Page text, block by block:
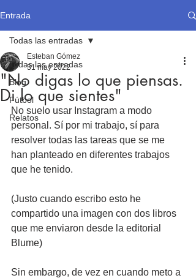
Entrada
Todas las entradas
Blog
Fútbol
Relatos
Todas las entradas
"No digas lo que piensas.
Di lo que sientes"
Esteban Gómez
31 may 2022
No suelo usar Instagram a modo
personal. Sí por mi trabajo, sí para
resolver todas las tareas que se me
han planteado en diferentes trabajos
que he tenido.
(Justo cuando escribo esto he
compartido una imagen con dos libros
que me enviaron desde la editorial
Blume)
Sin embargo, de vez en cuando meto a